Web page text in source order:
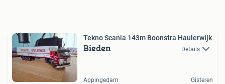
Tekno Scania 143m Boonstra Haulerwijk
Bieden Details
Appingedam Gisteren